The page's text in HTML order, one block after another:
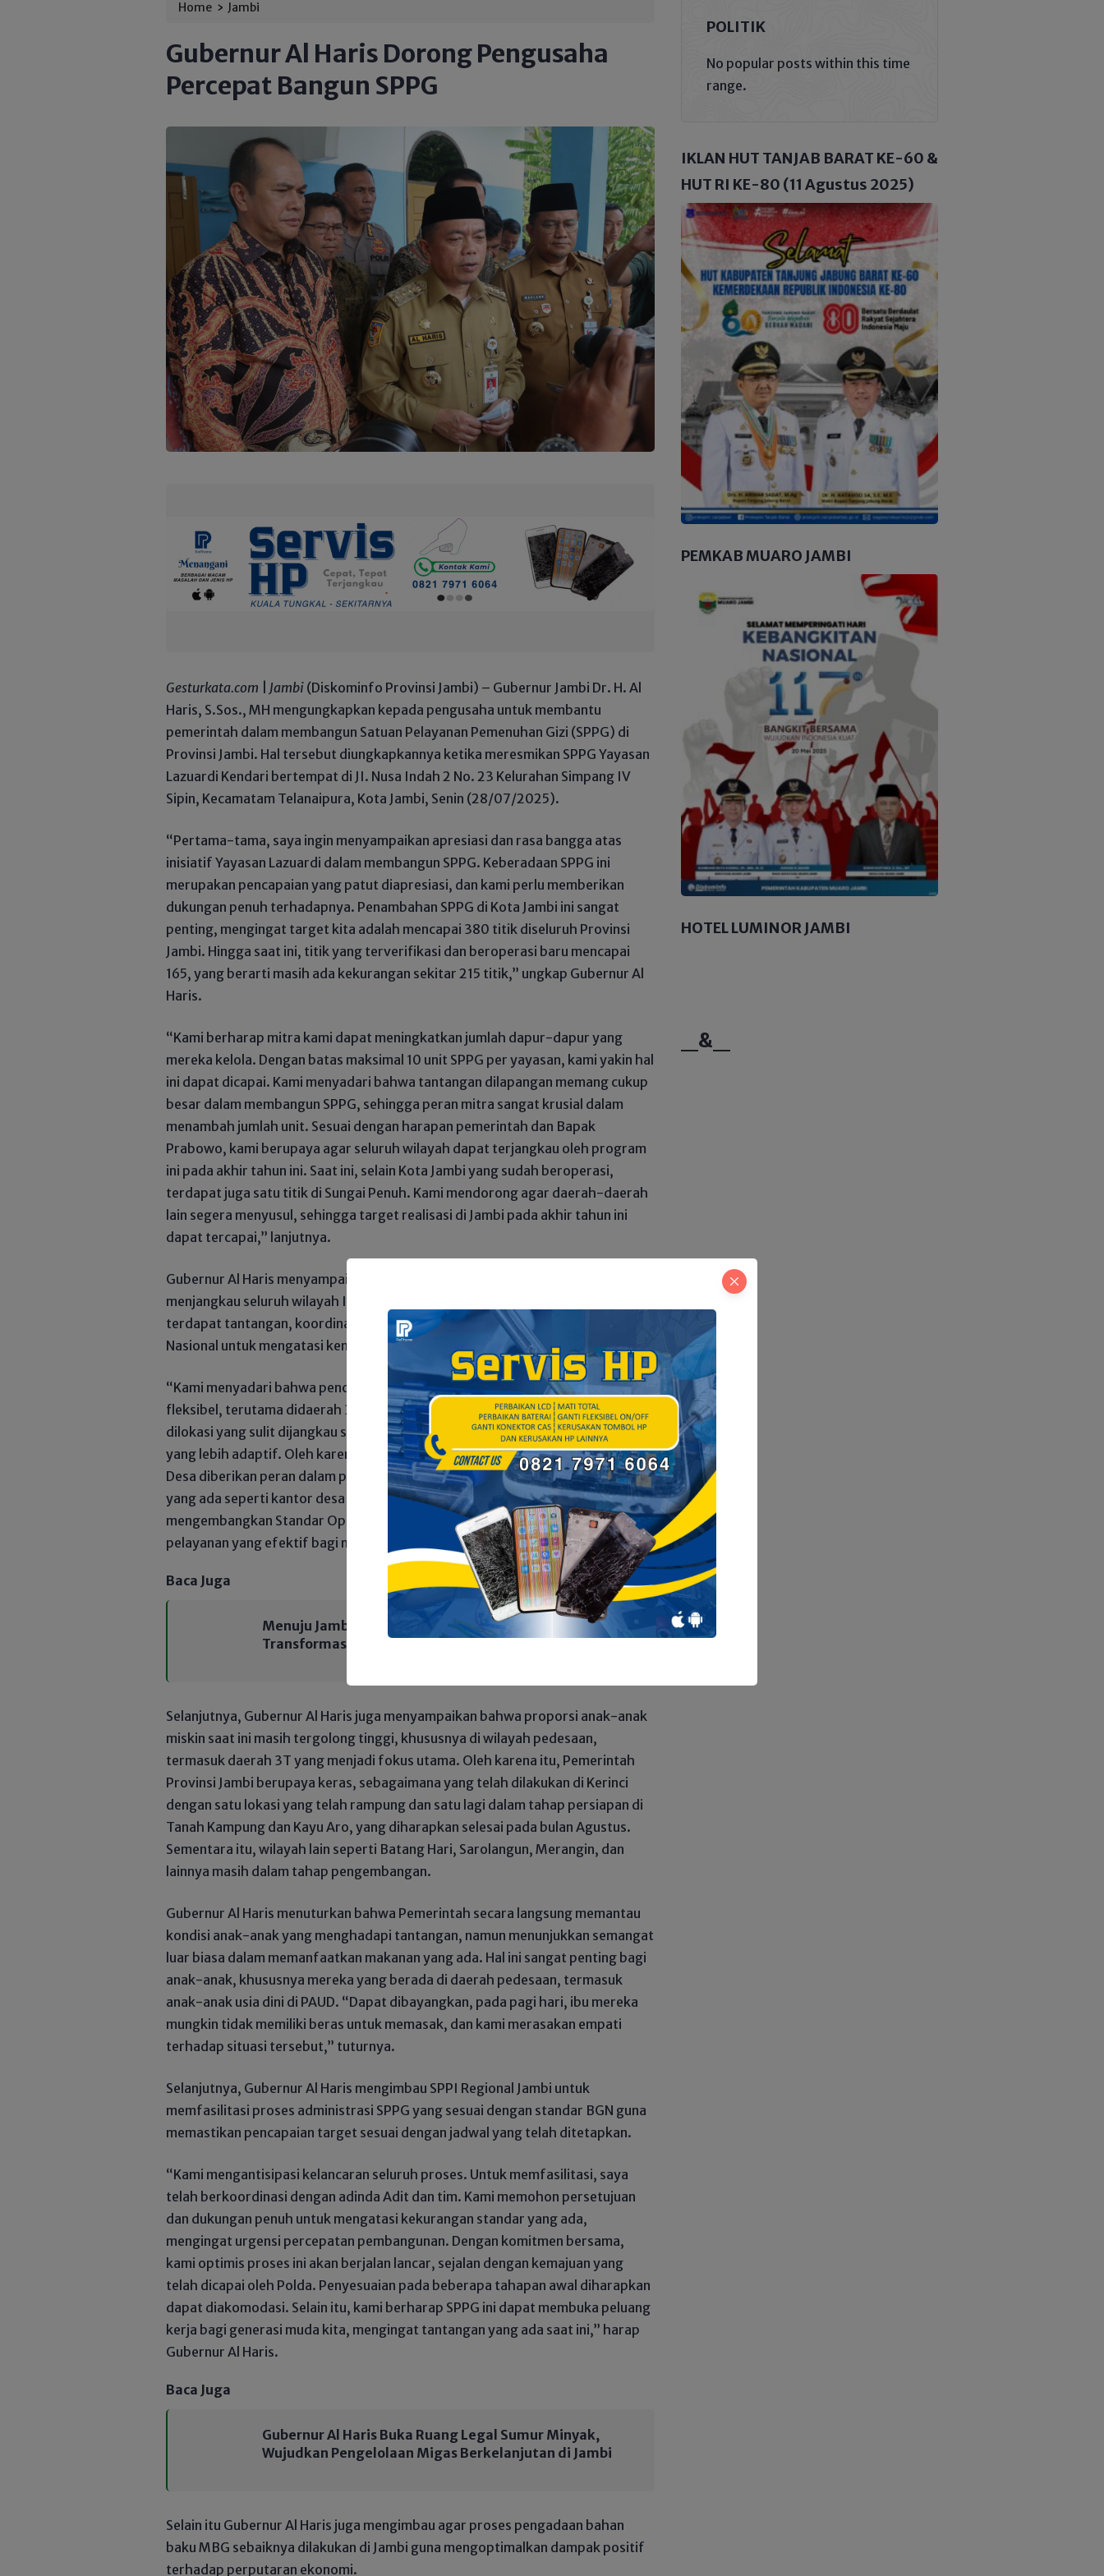
Home › Jambi
Gubernur Al Haris Dorong Pengusaha
Percepat Bangun SPPG
Gesturkata.com Jambi (Diskominfo Provinsi Jambi) – Gubernur Jambi Dr. H. Al
Haris, S.Sos., MH mengungkapkan kepada pengusaha untuk membantu
pemerintah dalam membangun Satuan Pelayanan Pemenuhan Gizi (SPPG) di
Provinsi Jambi. Hal tersebut diungkapkannya ketika meresmikan SPPG Yayasan
Lazuardi Kendari bertempat di JI. Nusa Indah 2 No. 23 Kelurahan Simpang IV
Sipin, Kecamatam Telanaipura, Kota Jambi, Senin (28/07/2025).
“Pertama-tama, saya ingin menyampaikan apresiasi dan rasa bangga atas
inisiatif Yayasan Lazuardi dalam membangun SPPG. Keberadaan SPPG ini
merupakan pencapaian yang patut diapresiasi, dan kami perlu memberikan
dukungan penuh terhadapnya. Penambahan SPPG di Kota Jambi ini sangat
penting, mengingat target kita adalah mencapai 380 titik diseluruh Provinsi
Jambi. Hingga saat ini, titik yang terverifikasi dan beroperasi baru mencapai
165, yang berarti masih ada kekurangan sekitar 215 titik,” ungkap Gubernur Al
Haris.
“Kami berharap mitra kami dapat meningkatkan jumlah dapur-dapur yang
mereka kelola. Dengan batas maksimal 10 unit SPPG per yayasan, kami yakin hal
ini dapat dicapai. Kami menyadari bahwa tantangan dilapangan memang cukup
besar dalam membangun SPPG, sehingga peran mitra sangat krusial dalam
menambah jumlah unit. Sesuai dengan harapan pemerintah dan Bapak
Prabowo, kami berupaya agar seluruh wilayah dapat terjangkau oleh program
ini pada akhir tahun ini. Saat ini, selain Kota Jambi yang sudah beroperasi,
terdapat juga satu titik di Sungai Penuh. Kami mendorong agar daerah-daerah
lain segera menyusul, sehingga target realisasi di Jambi pada akhir tahun ini
dapat tercapai,” lanjutnya.
Gubernur Al Haris menyampaikan, pencapaian target pemerintah untuk
menjangkau seluruh wilayah Indonesia pada akhir tahun 2025. Meskipun
terdapat tantangan, koordinasi telah dilakukan dengan Kepala Badan Gizi
Nasional untuk mengatasi kendala terkait lokasi dan pengelolaan.
“Kami menyadari bahwa pencapaian target ini memerlukan pendekatan yang
fleksibel, terutama didaerah 3T. Sebagai contoh, pembangunan fasilitas
dilokasi yang sulit dijangkau seperti daerah pedalaman, memerlukan solusi
yang lebih adaptif. Oleh karena itu, kami mengusulkan agar Camat dan Kepala
Desa diberikan peran dalam pengelolaan, termasuk memanfaatkan fasilitas
yang ada seperti kantor desa yang tidak terpakai. Kami juga akan
mengembangkan Standar Operasional Prosedur (SOP) untuk memastikan
pelayanan yang efektif bagi masyarakat didaerah terpencil,” katanya.
Baca Juga
Menuju Jambi Mantap 2029: Gubernur Al Haris Paparkan
Transformasi Besar di HUT Provinsi ke-69
Selanjutnya, Gubernur Al Haris juga menyampaikan bahwa proporsi anak-anak
miskin saat ini masih tergolong tinggi, khususnya di wilayah pedesaan,
termasuk daerah 3T yang menjadi fokus utama. Oleh karena itu, Pemerintah
Provinsi Jambi berupaya keras, sebagaimana yang telah dilakukan di Kerinci
dengan satu lokasi yang telah rampung dan satu lagi dalam tahap persiapan di
Tanah Kampung dan Kayu Aro, yang diharapkan selesai pada bulan Agustus.
Sementara itu, wilayah lain seperti Batang Hari, Sarolangun, Merangin, dan
lainnya masih dalam tahap pengembangan.
Gubernur Al Haris menuturkan bahwa Pemerintah secara langsung memantau
kondisi anak-anak yang menghadapi tantangan, namun menunjukkan semangat
luar biasa dalam memanfaatkan makanan yang ada. Hal ini sangat penting bagi
anak-anak, khususnya mereka yang berada di daerah pedesaan, termasuk
anak-anak usia dini di PAUD. “Dapat dibayangkan, pada pagi hari, ibu mereka
mungkin tidak memiliki beras untuk memasak, dan kami merasakan empati
terhadap situasi tersebut,” tuturnya.
Selanjutnya, Gubernur Al Haris mengimbau SPPI Regional Jambi untuk
memfasilitasi proses administrasi SPPG yang sesuai dengan standar BGN guna
memastikan pencapaian target sesuai dengan jadwal yang telah ditetapkan.
“Kami mengantisipasi kelancaran seluruh proses. Untuk memfasilitasi, saya
telah berkoordinasi dengan adinda Adit dan tim. Kami memohon persetujuan
dan dukungan penuh untuk mengatasi kekurangan standar yang ada,
mengingat urgensi percepatan pembangunan. Dengan komitmen bersama,
kami optimis proses ini akan berjalan lancar, sejalan dengan kemajuan yang
telah dicapai oleh Polda. Penyesuaian pada beberapa tahapan awal diharapkan
dapat diakomodasi. Selain itu, kami berharap SPPG ini dapat membuka peluang
kerja bagi generasi muda kita, mengingat tantangan yang ada saat ini,” harap
Gubernur Al Haris.
Baca Juga
Gubernur Al Haris Buka Ruang Legal Sumur Minyak,
Wujudkan Pengelolaan Migas Berkelanjutan di Jambi
Selain itu Gubernur Al Haris juga mengimbau agar proses pengadaan bahan
baku MBG sebaiknya dilakukan di Jambi guna mengoptimalkan dampak positif
terhadap perputaran ekonomi.
POLITIK
No popular posts within this time
range.
IKLAN HUT TANJAB BARAT KE-60 &
HUT RI KE-80 (11 Agustus 2025)
PEMKAB MUARO JAMBI
HOTEL LUMINOR JAMBI
_&_